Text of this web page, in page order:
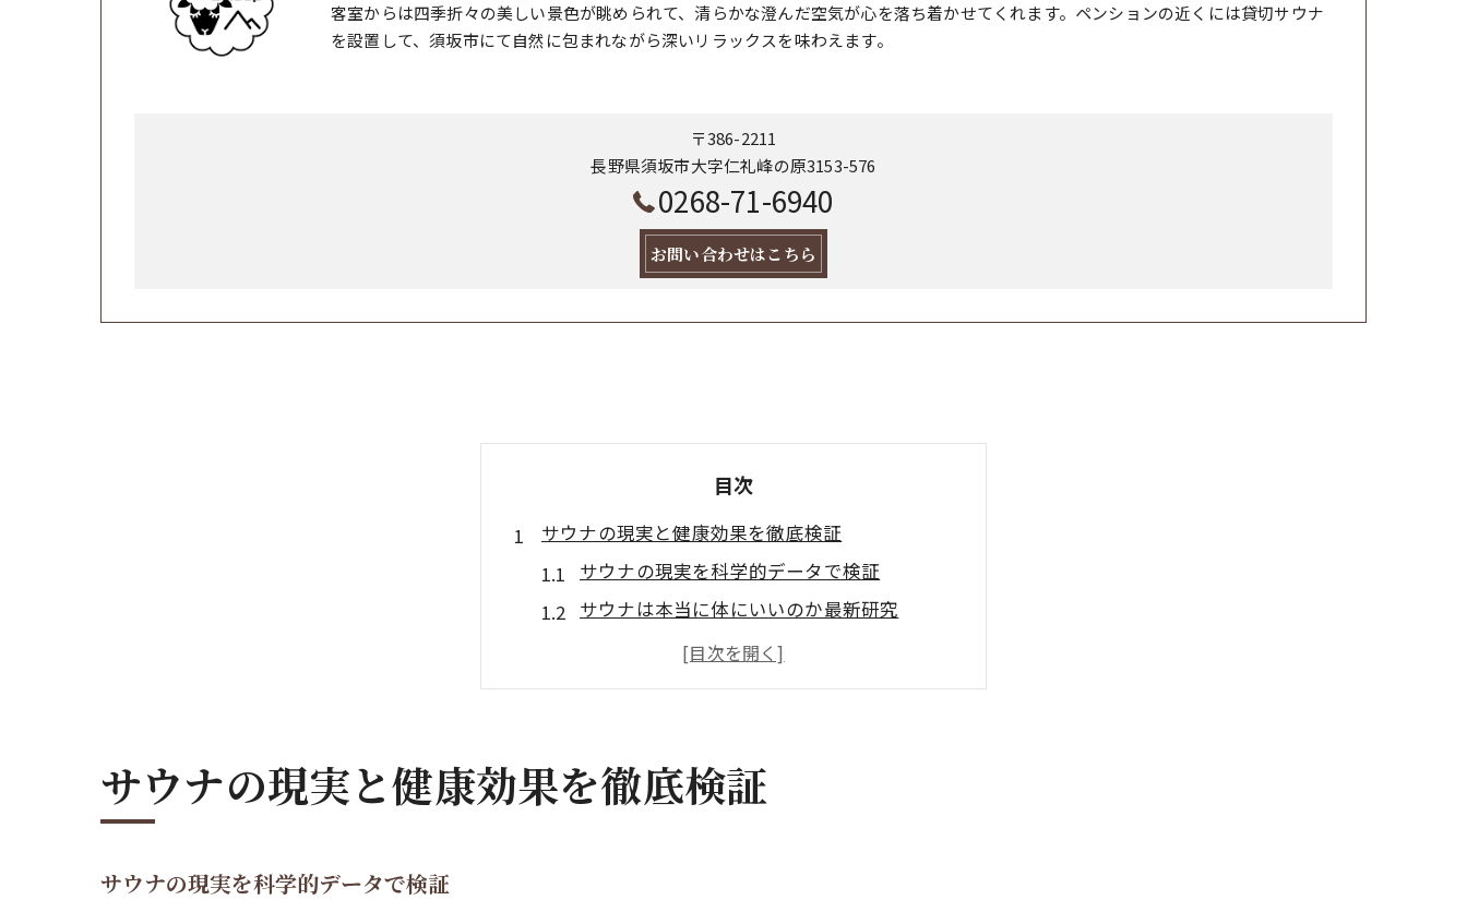
客室からは四季折々の美しい景色が眺められて、清らかな澄んだ空気が心を落ち着かせてくれます。ペンションの近くには貸切サウナ
を設置して、須坂市にて自然に包まれながら深いリラックスを味わえます。
〒386-2211
長野県須坂市大字仁礼峰の原3153-576
0268-71-6940
お問い合わせはこちら
目次
サウナの現実と健康効果を徹底検証
サウナの現実を科学的データで検証
サウナは本当に体にいいのか最新研究
サウナ利用で得られる具体的健康効果
サウナの現実と感じる“整う”の真意
自宅サウナ導入前に知りたい現実
自宅サウナ導入時の現実的な課題と対策
サウナの現実と健康効果を徹底検証
サウナの現実を科学的データで検証